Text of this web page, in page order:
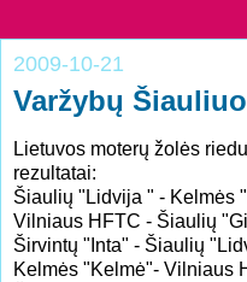
2009-10-21
Varžybų
Lietuvos moterų žolės
rezultatai:
Šiaulių "Lidvija " - Kelmės
Vilniaus HFTC - Šiaulių
Širvintų "Inta" - Šiaulių
Kelmės "Kelmė"- Vilniaus